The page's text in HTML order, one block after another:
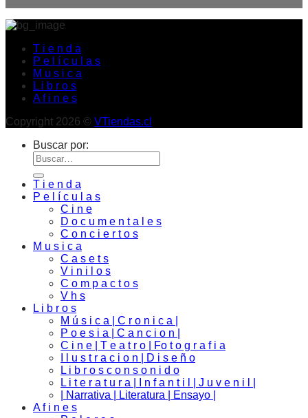
T i e n d a
P e l í c u l a s
M u s i c a
L i b r o s
A f i n e s
Copyright 2026 © VTiendas.cl
Buscar por:
T i e n d a
P e l í c u l a s
C i n e
D o c u m e n t a l e s
C o n c i e r t o s
M u s i c a
C a s e t s
V i n i l o s
C o m p a c t o s
V h s
L i b r o s
M ú s i c a | C r o n i c a |
P o e s i a | C a n c i o n |
C i n e | T e a t r o | Fo t o g r a f i a
I l u s t r a c i o n | D i s e ñ o
L i b r o s c o n s o n i d o
L i t e r a t u r a | I n f a n t i l | J u v e n i l |
| Narrativa | Literatura | Ensayo |
A f i n e s